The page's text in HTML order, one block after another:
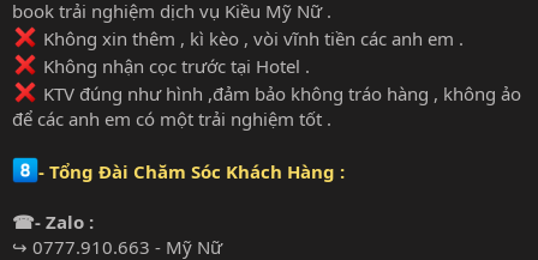
book trải nghiệm dịch vụ Kiều Mỹ Nữ .
Không xin thêm , kì kèo , vòi vĩnh tiền các anh em .
Không nhận cọc trước tại Hotel .
KTV đúng như hình ,đảm bảo không tráo hàng , không ảo
để các anh em có một trải nghiệm tốt .
- Tổng Đài Chăm Sóc Khách Hàng :
☎- Zalo :
↪ 0777.910.663 - Mỹ Nữ